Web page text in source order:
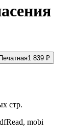
Печатная1 839 ₽
стр.
mobi